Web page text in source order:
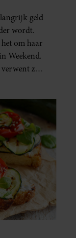
geld
wordt.
om haar
Weekend.
ze